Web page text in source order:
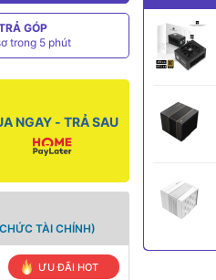
GÓP
trong 5 phút
NGAY - TRẢ SAU
TÀI CHÍNH)
ƯU ĐÃI HOT